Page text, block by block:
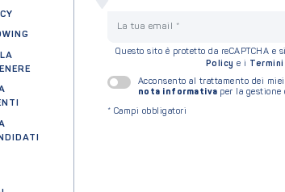
Questo sito è protetto da reCAPTCHA e
Policy e i
Acconsento al trattamento dei
nota informativa per la gestione
* Campi obbligatori